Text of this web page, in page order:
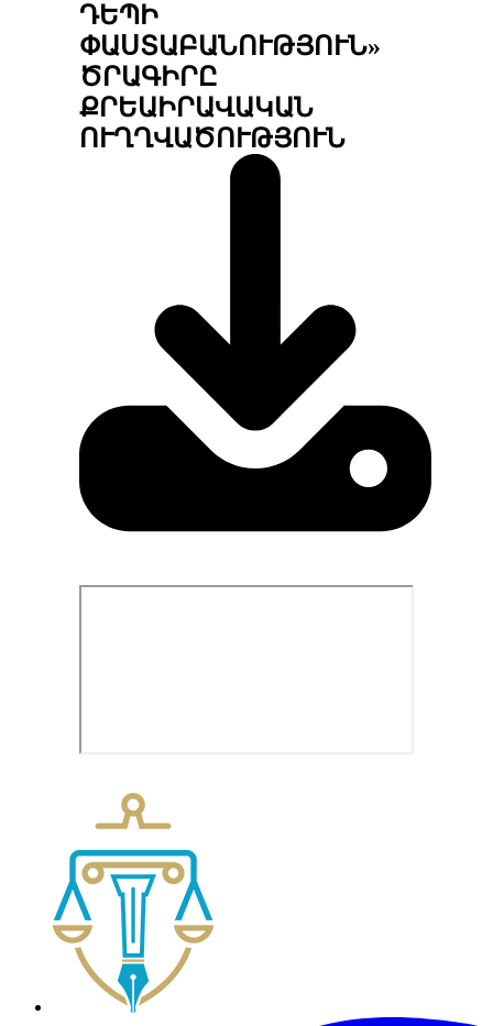
ԴԵՊԻ
ՓԱՍՏԱԲԱՆՈՒԹՅՈՒՆ»
ԾՐԱԳԻՐԸ
ՔՐԵԱԻՐԱՎԱԿԱՆ
ՈՒՂՂՎԱԾՈՒԹՅՈՒՆ